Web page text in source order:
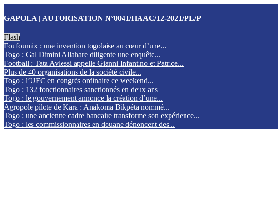
GAPOLA | AUTORISATION N°0041/HAAC/12-2021/PL/P
Flash
Foufoumix : une invention togolaise au cœur d’une...
Togo : Gal Dimini Allahare diligente une enquête...
Football : Tata Avlessi appelle Gianni Infantino et Patrice...
Plus de 40 organisations de la société civile...
Togo : l’UFC en congrès ordinaire ce weekend...
Togo : 132 fonctionnaires sanctionnés en deux ans
Togo : le gouvernement annonce la création d’une...
Agropole pilote de Kara : Anakoma Bikpéta nommé...
Togo : une ancienne cadre bancaire transforme son expérience...
Togo : les commissionnaires en douane dénoncent des...